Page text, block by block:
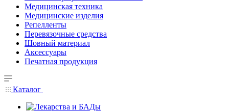
Медицинская техника
Медицинские изделия
Репелленты
Перевязочные средства
Шовный материал
Аксессуары
Печатная продукция
Каталог